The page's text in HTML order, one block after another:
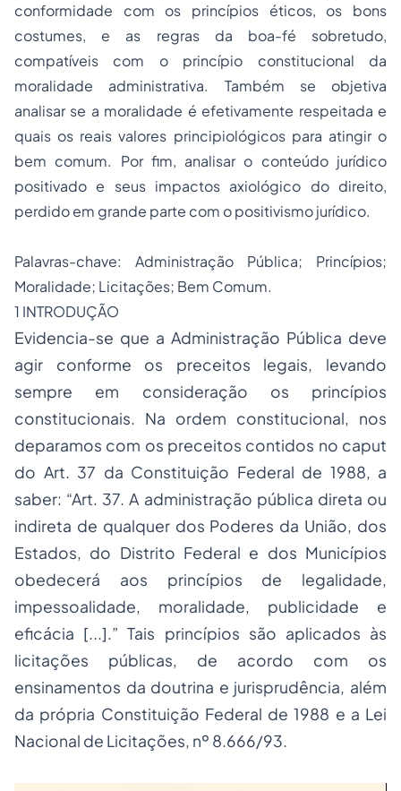
conformidade com os princípios éticos, os bons
costumes, e as regras da boa-fé sobretudo,
compatíveis com o princípio constitucional da
moralidade administrativa. Também se objetiva
analisar se a moralidade é efetivamente respeitada e
quais os reais valores principiológicos para atingir o
bem comum. Por fim, analisar o conteúdo jurídico
positivado e seus impactos axiológico do direito,
perdido em grande parte com o positivismo jurídico.
Palavras-chave: Administração Pública; Princípios;
Moralidade; Licitações; Bem Comum.
1 INTRODUÇÃO
Evidencia-se que a Administração Pública deve
agir conforme os preceitos legais, levando
sempre em consideração os princípios
constitucionais. Na ordem constitucional, nos
deparamos com os preceitos contidos no caput
do Art. 37 da Constituição Federal de 1988, a
saber: “Art. 37. A administração pública direta ou
indireta de qualquer dos Poderes da União, dos
Estados, do Distrito Federal e dos Municípios
obedecerá aos princípios de legalidade,
impessoalidade, moralidade, publicidade e
eficácia [...].” Tais princípios são aplicados às
licitações públicas, de acordo com os
ensinamentos da doutrina e jurisprudência, além
da própria Constituição Federal de 1988 e a Lei
Nacional de Licitações, nº 8.666/93.